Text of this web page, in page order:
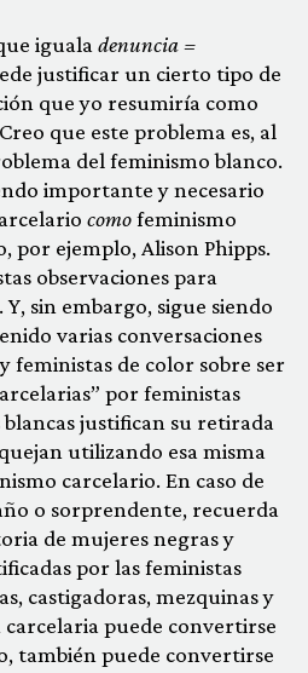
iguala denuncia =
justificar un cierto tipo de
que yo resumiría como
que este problema es, al
del feminismo blanco.
importante y necesario
comofeminismo
por ejemplo, Alison Phipps.
observaciones para
sin embargo, sigue siendo
varias conversaciones
feministas de color sobre ser
por feministas
blancas justifican su retirada
utilizando esa misma
carcelario. En caso de
o sorprendente, recuerda
de mujeres negras y
por las feministas
castigadoras, mezquinas y
carcelaria puede convertirse
también puede convertirse